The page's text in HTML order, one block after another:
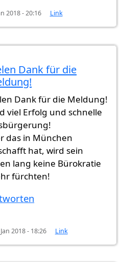
2018 - 20:16 Link
Dank für die
Dank für die Meldung!
viel Erfolg und schnelle
das in München
hat, wird sein
lang keine Bürokratie
fürchten!
Jan 2018 - 18:26 Link